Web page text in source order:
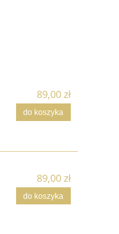
89,00 zł
do koszyka
89,00 zł
do koszyka